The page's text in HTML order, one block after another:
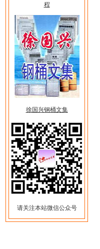
程
徐国兴钢桶文集
请关注本站微信公众号